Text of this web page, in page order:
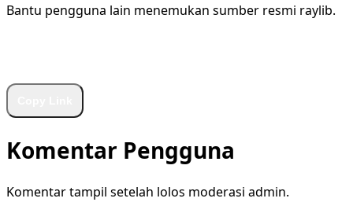
Bantu pengguna lain menemukan sumber resmi raylib.
Komentar Pengguna
Komentar tampil setelah lolos moderasi admin.